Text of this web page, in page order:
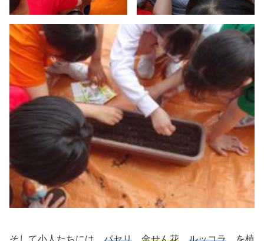
そして小人たちには パセリ 金せん花 ルッコラ を植